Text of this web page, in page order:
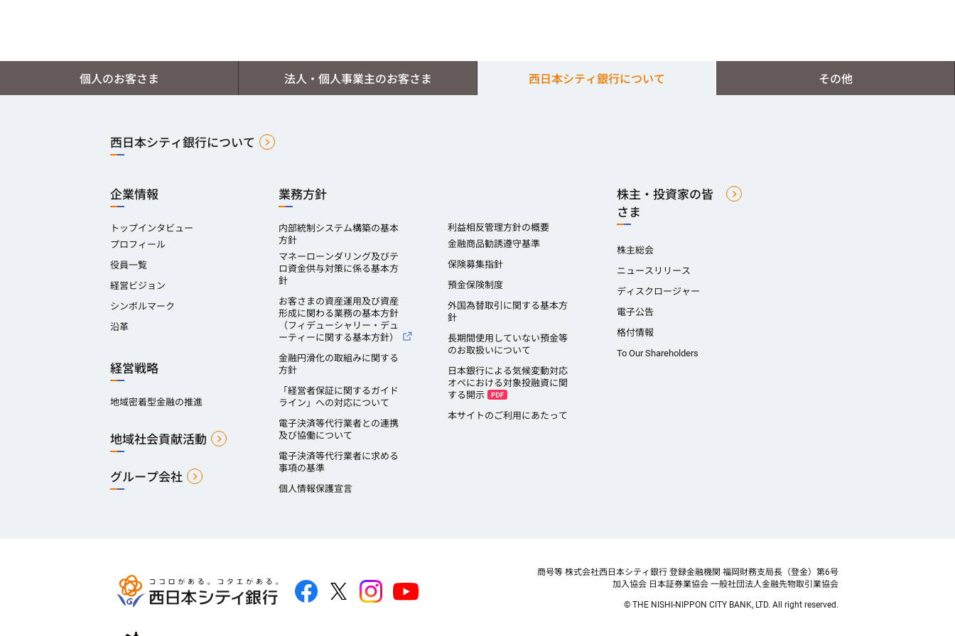
個人のお客さま 法人・個人事業主のお客さま 西日本シティ銀行について その他
西日本シティ銀行について
企業情報
トップインタビュー
プロフィール
役員一覧
経営ビジョン
シンボルマーク
沿革
経営戦略
地域密着型金融の推進
地域社会貢献活動
グループ会社
業務方針
内部統制システム構築の基本
方針
マネーローンダリング及びテ
ロ資金供与対策に係る基本方
針
お客さまの資産運用及び資産
形成に関わる業務の基本方針
（フィデューシャリー・デュ
ーティーに関する基本方針）
金融円滑化の取組みに関する
方針
「経営者保証に関するガイド
ライン」への対応について
電子決済等代行業者との連携
及び協働について
電子決済等代行業者に求める
事項の基準
個人情報保護宣言
利益相反管理方針の概要
金融商品勧誘遵守基準
保険募集指針
預金保険制度
外国為替取引に関する基本方
針
長期間使用していない預金等
のお取扱いについて
日本銀行による気候変動対応
オペにおける対象投融資に関
する開示
本サイトのご利用にあたって
株主・投資家の皆
さま
株主総会
ニュースリリース
ディスクロージャー
電子公告
格付情報
To Our Shareholders
商号等 株式会社西日本シティ銀行 登録金融機関 福岡財務支局長（登金）第6号
加入協会 日本証券業協会 一般社団法人金融先物取引業協会
© THE NISHI-NIPPON CITY BANK, LTD. All right reserved.